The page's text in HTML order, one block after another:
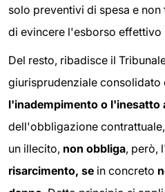
solo preventivi di spesa e
di evincere l'esborso effettivo
Del resto, ribadisce il
giurisprudenziale consolidato
l'inadempimento o l'inesatto
dell'obbligazione
un illecito, non obbliga, però,
risarcimento, se in concreto